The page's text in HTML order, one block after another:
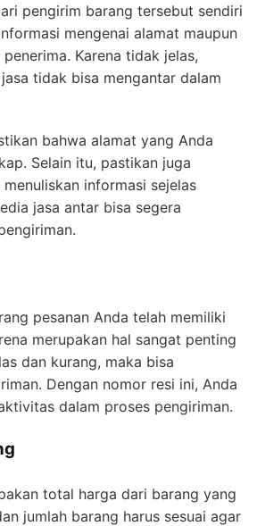
pengirim barang tersebut sendiri
mengenai alamat maupun
Karena tidak jelas,
tidak bisa mengantar dalam
bahwa alamat yang Anda
Selain itu, pastikan juga
informasi sejelas
jasa antar bisa segera
pesanan Anda telah memiliki
merupakan hal sangat penting
dan kurang, maka bisa
Dengan nomor resi ini, Anda
dalam proses pengiriman.
total harga dari barang yang
jumlah barang harus sesuai agar